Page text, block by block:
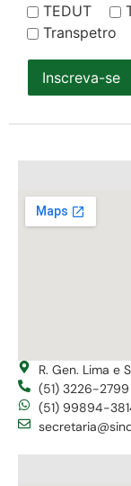
TEDUT
Transpetro
Inscreva-se
R. Gen. Lima e
(51) 3226-2799
(51) 99894-